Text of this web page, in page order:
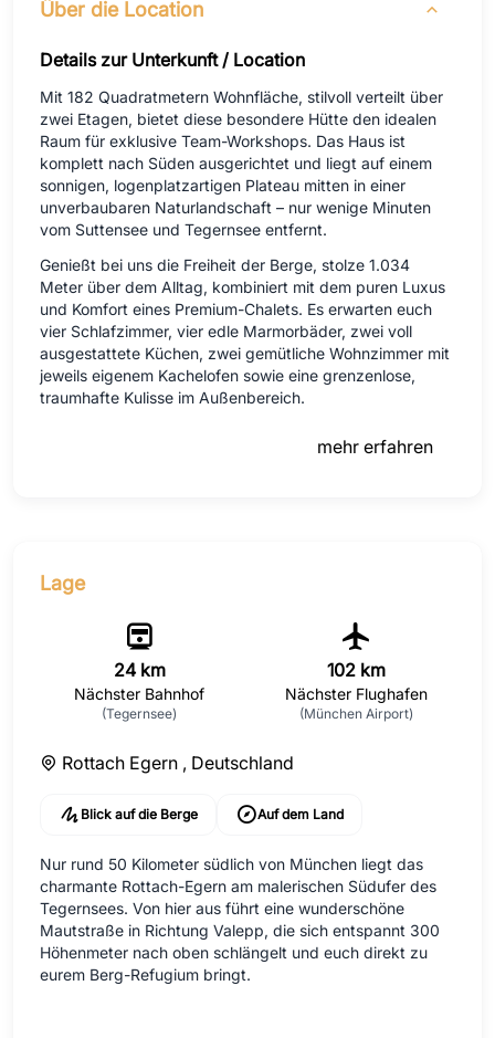
Über die Location
Details zur Unterkunft / Location
Mit 182 Quadratmetern Wohnfläche, stilvoll verteilt über
zwei Etagen, bietet diese besondere Hütte den idealen
Raum für exklusive Team-Workshops. Das Haus ist
komplett nach Süden ausgerichtet und liegt auf einem
sonnigen, logenplatzartigen Plateau mitten in einer
unverbaubaren Naturlandschaft – nur wenige Minuten
vom Suttensee und Tegernsee entfernt.
Genießt bei uns die Freiheit der Berge, stolze 1.034
Meter über dem Alltag, kombiniert mit dem puren Luxus
und Komfort eines Premium-Chalets. Es erwarten euch
vier Schlafzimmer, vier edle Marmorbäder, zwei voll
ausgestattete Küchen, zwei gemütliche Wohnzimmer mit
jeweils eigenem Kachelofen sowie eine grenzenlose,
traumhafte Kulisse im Außenbereich.
mehr erfahren
Lage
24 km
Nächster Bahnhof
(Tegernsee)
102 km
Nächster Flughafen
(München Airport)
Rottach Egern , Deutschland
Blick auf die Berge Auf dem Land
Nur rund 50 Kilometer südlich von München liegt das
charmante Rottach-Egern am malerischen Südufer des
Tegernsees. Von hier aus führt eine wunderschöne
Mautstraße in Richtung Valepp, die sich entspannt 300
Höhenmeter nach oben schlängelt und euch direkt zu
eurem Berg-Refugium bringt.